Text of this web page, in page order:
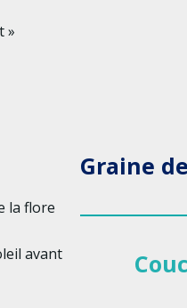
»
la flore
avant
Graine